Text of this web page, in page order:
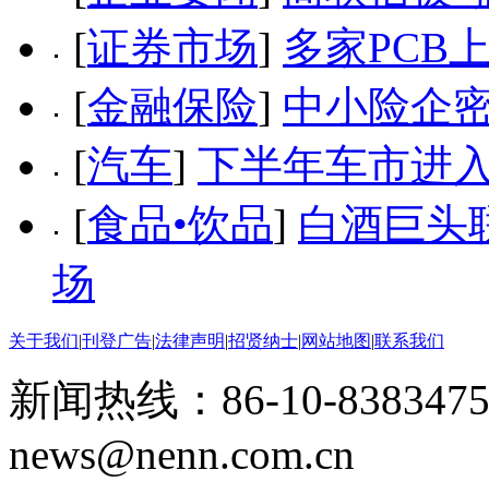
[证券市场] 多家PCB
[金融保险] 中小险企
[汽车] 下半年车市进
[食品•饮品] 白酒巨头
场
关于我们|刊登广告|法律声明|招贤纳士|网站地图|联系我们
新闻热线：86-10-
news@nenn.com.cn